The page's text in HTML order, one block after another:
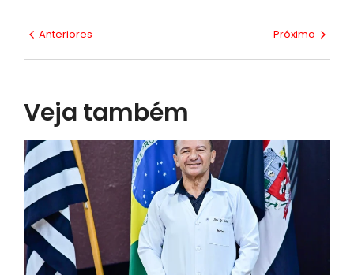
Anteriores Próximo
Veja também